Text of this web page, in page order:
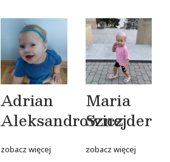
Adrian
Aleksandrowicz
zobacz więcej
Maria
Sznejder
zobacz więcej